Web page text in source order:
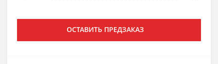
ОСТАВИТЬ ПРЕДЗАКАЗ